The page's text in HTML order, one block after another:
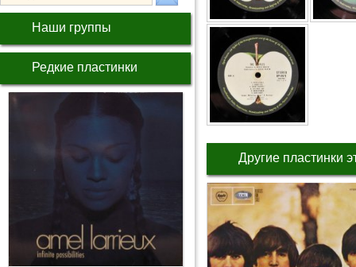
Наши группы
Редкие пластинки
Другие пластинки